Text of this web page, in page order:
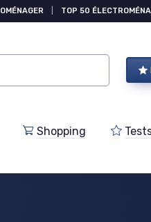
TOP 50
Shopping